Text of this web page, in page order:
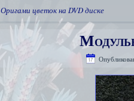
Оригами цветок на DVD диске